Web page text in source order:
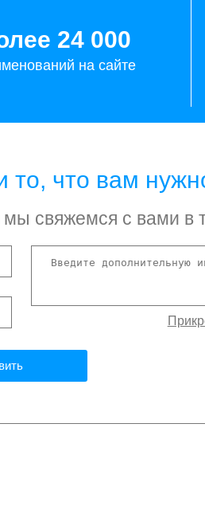
24 000
на сайте
то, что вам
свяжемся с вами в